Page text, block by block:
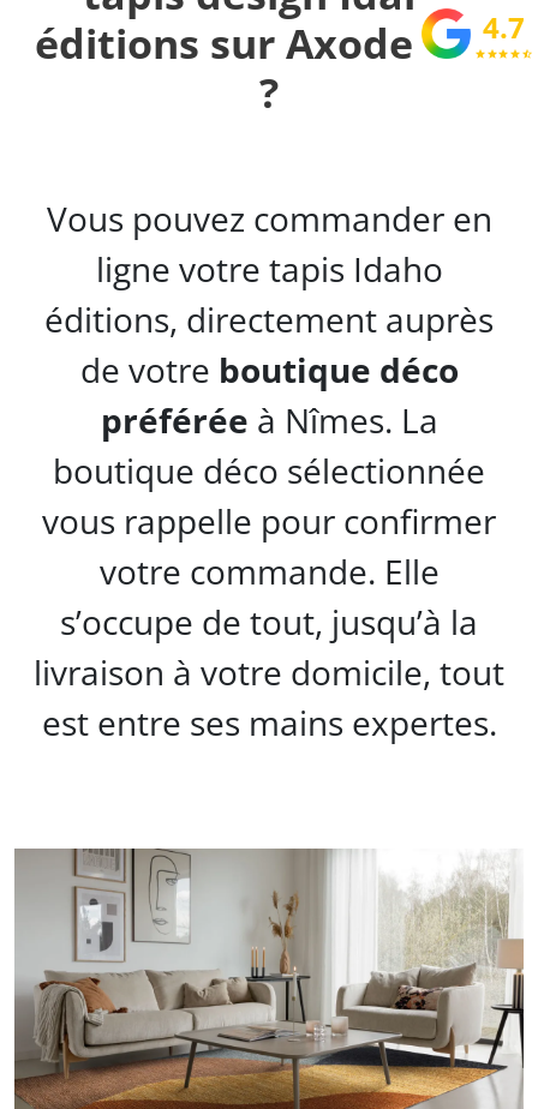
éditions sur Axodeco.fr
?
Vous pouvez commander en
ligne votre tapis Idaho
éditions, directement auprès
de votre boutique déco
préférée à Nîmes. La
boutique déco sélectionnée
vous rappelle pour confirmer
votre commande. Elle
s’occupe de tout, jusqu’à la
livraison à votre domicile, tout
est entre ses mains expertes.
4.7
star starstar star star_half